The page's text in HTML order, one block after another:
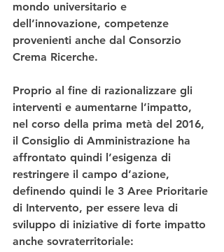
mondo universitario e
dell’innovazione, competenze
provenienti anche dal Consorzio
Crema Ricerche.
Proprio al fine di razionalizzare gli
interventi e aumentarne l’impatto,
nel corso della prima metà del 2016,
il Consiglio di Amministrazione ha
affrontato quindi l’esigenza di
restringere il campo d’azione,
definendo quindi le 3 Aree Prioritarie
di Intervento, per essere leva di
sviluppo di iniziative di forte impatto
anche sovraterritoriale: